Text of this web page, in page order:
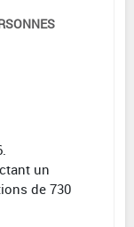
un
de 730